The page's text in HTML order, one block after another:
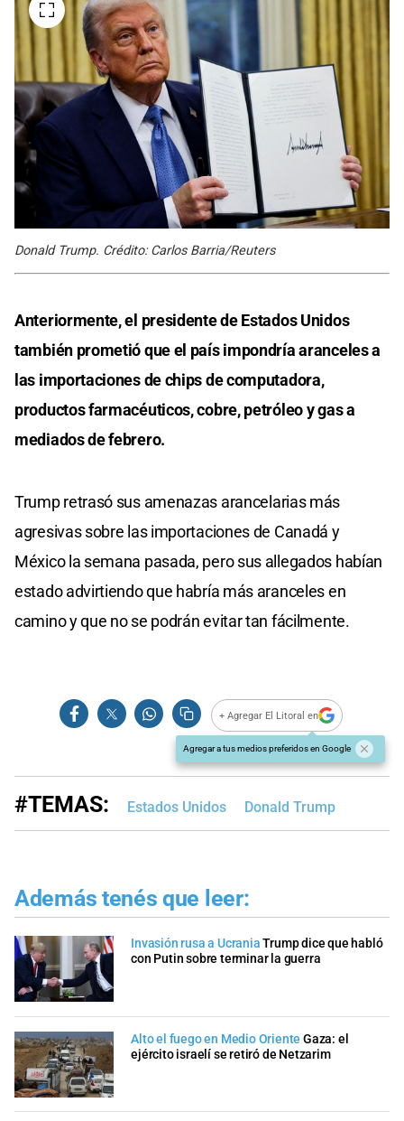
Donald Trump. Crédito: Carlos Barria/Reuters
Anteriormente, el presidente de Estados Unidos
también prometió que el país impondría aranceles a
las importaciones de chips de computadora,
productos farmacéuticos, cobre, petróleo y gas a
mediados de febrero.
Trump retrasó sus amenazas arancelarias más
agresivas sobre las importaciones de Canadá y
México la semana pasada, pero sus allegados habían
estado advirtiendo que habría más aranceles en
camino y que no se podrán evitar tan fácilmente.
+ Agregar El Litoral en
Agregar a tus medios preferidos en Google
#TEMAS: Estados Unidos Donald Trump
Además tenés que leer:
Invasión rusa a Ucrania Trump dice que habló
con Putin sobre terminar la guerra
Alto el fuego en Medio Oriente Gaza: el
ejército israelí se retiró de Netzarim